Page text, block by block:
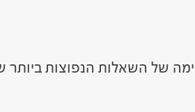
של השאלות הנפוצות ביותר